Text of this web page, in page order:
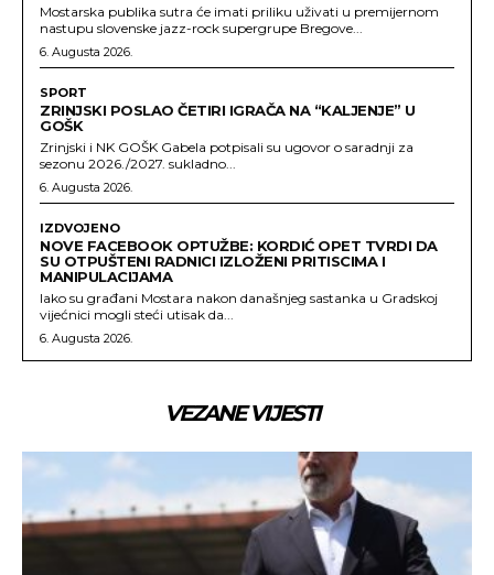
Mostarska publika sutra će imati priliku uživati u premijernom
nastupu slovenske jazz-rock supergrupe Bregove...
6. Augusta 2026.
SPORT
ZRINJSKI POSLAO ČETIRI IGRAČA NA “KALJENJE” U
GOŠK
Zrinjski i NK GOŠK Gabela potpisali su ugovor o saradnji za
sezonu 2026./2027. sukladno...
6. Augusta 2026.
IZDVOJENO
NOVE FACEBOOK OPTUŽBE: KORDIĆ OPET TVRDI DA
SU OTPUŠTENI RADNICI IZLOŽENI PRITISCIMA I
MANIPULACIJAMA
Iako su građani Mostara nakon današnjeg sastanka u Gradskoj
vijećnici mogli steći utisak da...
6. Augusta 2026.
VEZANE VIJESTI